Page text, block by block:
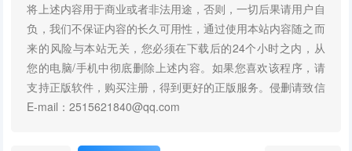
将上述内容用于商业或者非法用途，否则，一切后果请用户自
负，我们不保证内容的长久可用性，通过使用本站内容随之而
来的风险与本站无关，您必须在下载后的24个小时之内，从
您的电脑/手机中彻底删除上述内容。如果您喜欢该程序，请
支持正版软件，购买注册，得到更好的正版服务。侵删请致信
E-mail：2515621840@qq.com